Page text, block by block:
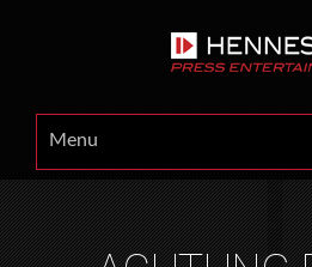
Menu